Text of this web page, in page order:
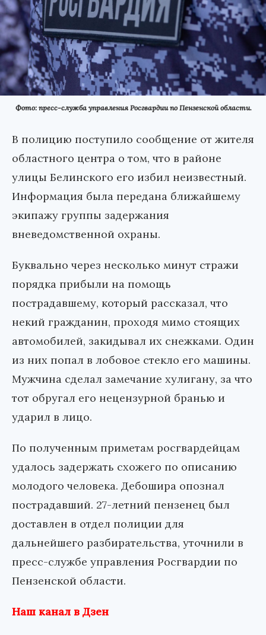
Фото: пресс-служба управления Росгвардии по Пензенской области.
В полицию поступило сообщение от жителя
областного центра о том, что в районе
улицы Белинского его избил неизвестный.
Информация была передана ближайшему
экипажу группы задержания
вневедомственной охраны.
Буквально через несколько минут стражи
порядка прибыли на помощь
пострадавшему, который рассказал, что
некий гражданин, проходя мимо стоящих
автомобилей, закидывал их снежками. Один
из них попал в лобовое стекло его машины.
Мужчина сделал замечание хулигану, за что
тот обругал его нецензурной бранью и
ударил в лицо.
По полученным приметам росгвардейцам
удалось задержать схожего по описанию
молодого человека. Дебошира опознал
пострадавший. 27-летний пензенец был
доставлен в отдел полиции для
дальнейшего разбирательства, уточнили в
пресс-службе управления Росгвардии по
Пензенской области.
Наш канал в Дзен